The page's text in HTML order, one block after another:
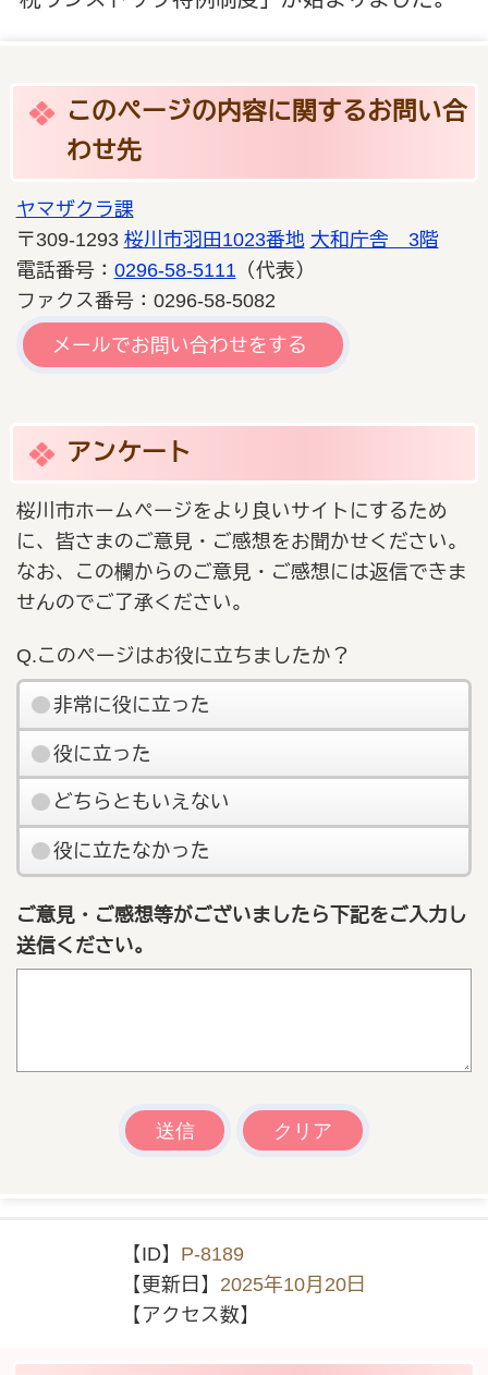
このページの内容に関するお問い合
わせ先
ヤマザクラ課
〒309-1293 桜川市羽田1023番地 大和庁舎 3階
電話番号： 0296-58-5111（代表）
ファクス番号：0296-58-5082
メールでお問い合わせをする
アンケート
桜川市ホームページをより良いサイトにするため
に、皆さまのご意見・ご感想をお聞かせください。
なお、この欄からのご意見・ご感想には返信できま
せんのでご了承ください。
Q.このページはお役に立ちましたか？
非常に役に立った
役に立った
どちらともいえない
役に立たなかった
ご意見・ご感想等がございましたら下記をご入力し
送信ください。
【ID】 P-8189
【更新日】 2025年10月20日
【アクセス数】